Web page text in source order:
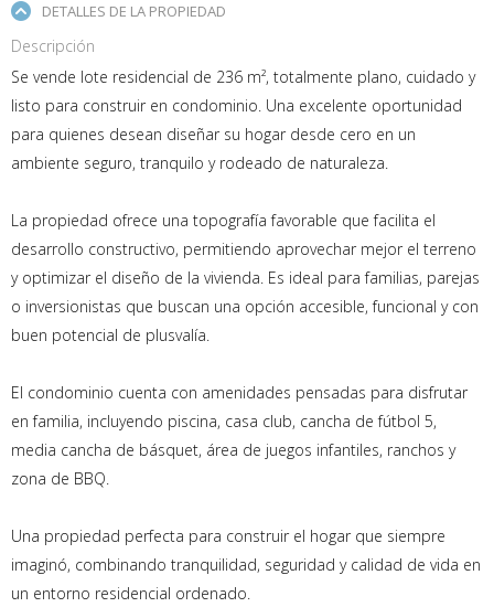
DETALLES DE LA PROPIEDAD
Descripción
Se vende lote residencial de 236 m², totalmente plano, cuidado y
listo para construir en condominio. Una excelente oportunidad
para quienes desean diseñar su hogar desde cero en un
ambiente seguro, tranquilo y rodeado de naturaleza.
La propiedad ofrece una topografía favorable que facilita el
desarrollo constructivo, permitiendo aprovechar mejor el terreno
y optimizar el diseño de la vivienda. Es ideal para familias, parejas
o inversionistas que buscan una opción accesible, funcional y con
buen potencial de plusvalía.
El condominio cuenta con amenidades pensadas para disfrutar
en familia, incluyendo piscina, casa club, cancha de fútbol 5,
media cancha de básquet, área de juegos infantiles, ranchos y
zona de BBQ.
Una propiedad perfecta para construir el hogar que siempre
imaginó, combinando tranquilidad, seguridad y calidad de vida en
un entorno residencial ordenado.